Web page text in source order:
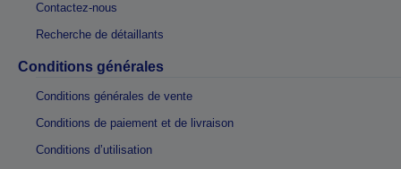
Contactez-nous
Recherche de détaillants
Conditions générales
Conditions générales de vente
Conditions de paiement et de livraison
Conditions d’utilisation